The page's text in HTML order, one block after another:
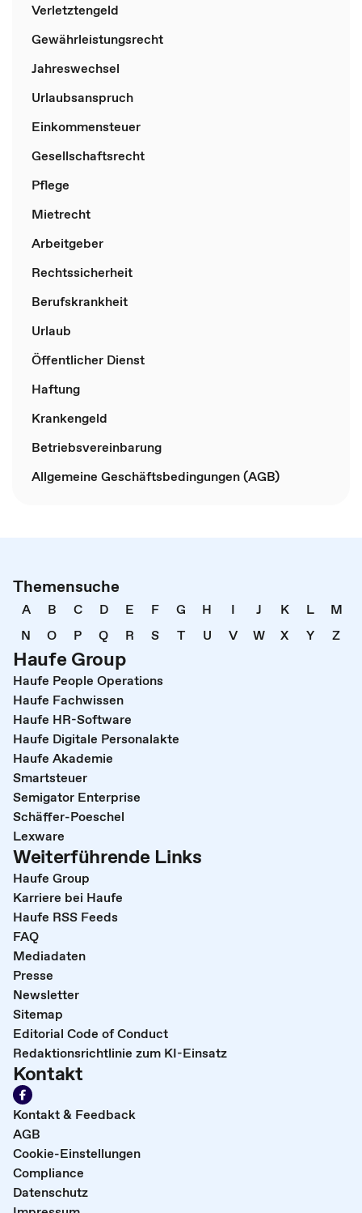
Verletztengeld
Gewährleistungsrecht
Jahreswechsel
Urlaubsanspruch
Einkommensteuer
Gesellschaftsrecht
Pflege
Mietrecht
Arbeitgeber
Rechtssicherheit
Berufskrankheit
Urlaub
Öffentlicher Dienst
Haftung
Krankengeld
Betriebsvereinbarung
Allgemeine Geschäftsbedingungen (AGB)
Themensuche
A B C D E F G H I J K L
M
N
O P Q R S T U V W X Y Z
Haufe Group
Haufe People Operations
Haufe Fachwissen
Haufe HR-Software
Haufe Digitale Personalakte
Haufe Akademie
Smartsteuer
Semigator Enterprise
Schäffer-Poeschel
Lexware
Weiterführende Links
Haufe Group
Karriere bei Haufe
Haufe RSS Feeds
FAQ
Mediadaten
Presse
Newsletter
Sitemap
Editorial Code of Conduct
Redaktionsrichtlinie zum KI-Einsatz
Kontakt
Kontakt & Feedback
AGB
Cookie-Einstellungen
Compliance
Datenschutz